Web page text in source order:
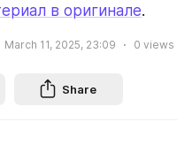
в оригинале.
March 11, 2025, 23:09 0 views
Share